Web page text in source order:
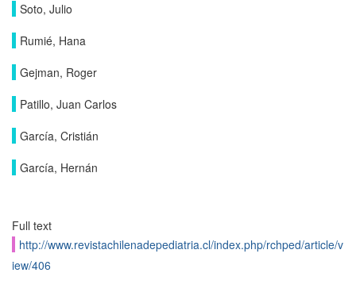
Soto, Julio
Rumié, Hana
Gejman, Roger
Patillo, Juan Carlos
García, Cristián
García, Hernán
Full text
http://www.revistachilenadepediatria.cl/index.php/rchped/article/v
iew/406